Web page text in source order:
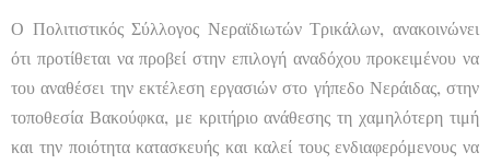
Ο Πολιτιστικός Σύλλογος Νεραϊδιωτών Τρικάλων, ανακοινώνει
ότι προτίθεται να προβεί στην επιλογή αναδόχου προκειμένου να
του αναθέσει την εκτέλεση εργασιών στο γήπεδο Νεράιδας, στην
τοποθεσία Βακούφκα, με κριτήριο ανάθεσης τη χαμηλότερη τιμή
και την ποιότητα κατασκευής και καλεί τους ενδιαφερόμενους να